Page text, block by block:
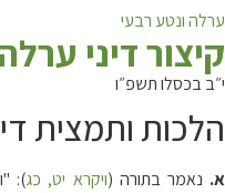
ערלה ונטע רבעי
קיצור דיני ערלה
י״ב בכסלו תשפ״ו
הלכות ותמצית
א. נאמר בתורה (ויקרא יט, כג):